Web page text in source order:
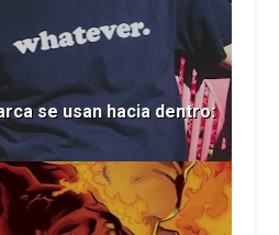
se usan hacia dentro: